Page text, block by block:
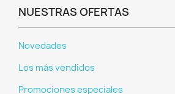
NUESTRAS OFERTAS
Novedades
Los más vendidos
Promociones especiales